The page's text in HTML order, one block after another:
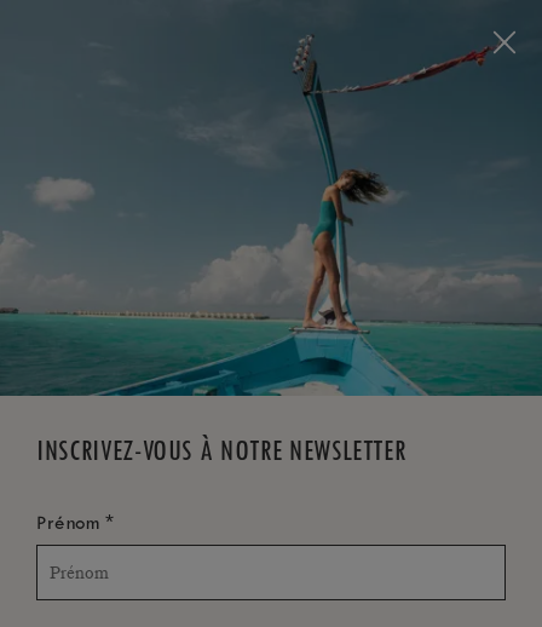
to enhance your experience
and make your visit easier and more comfortable.
RÉSERVEZ MAINTENANT
ANNULATION GRATUITE
INSCRIVEZ-VOUS À NOTRE NEWSLETTER
Prénom*